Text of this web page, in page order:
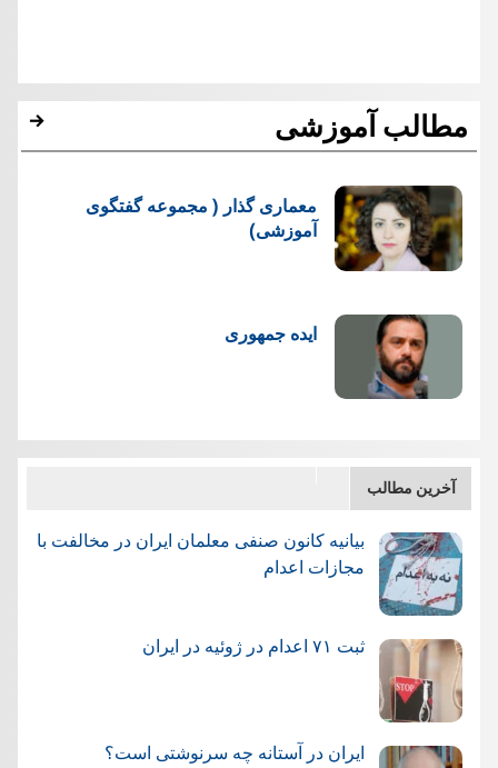
مطالب آموزشی
معماری گذار ( مجموعه گفتگوی
آموزشی)
ایده جمهوری
آخرین مطالب
بیانیه کانون صنفی معلمان ایران در مخالفت با
مجازات اعدام
ثبت ۷۱ اعدام در ژوئيه در ایران
ایران در آستانه چه سرنوشتی است؟